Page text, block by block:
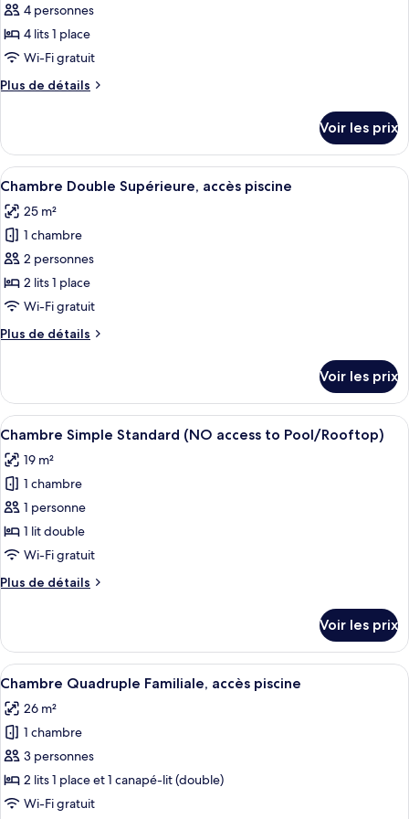
accès
piscine
3
lits
une
place,
accès
pour
ce
type
chambre :
Supérieure,
accès
piscine
4 personnes
4 lits 1 place
Wi-Fi gratuit
Plus de détails
Plus
le
type
de
Chambre
Quadruple
accès
piscine
Voir les prix
Afficher
toutes
les
photos
pour
ce
type
chambre :
Supérieure,
accès
piscine
Une chambre d’hôtel avec un lit, un
5
Chambre Double Supérieure, accès piscine
25 m²
1 chambre
2 personnes
2 lits 1 place
Wi-Fi gratuit
Plus de détails
Plus
le
type
de
Chambre
Double
accès
piscine
Voir les prix
Afficher
toutes
les
photos
pour
ce
type
chambre :
Standard
(NO
access
to
Pool/Rooftop)
Une chambre d’hôtel moderne
4
Chambre Simple Standard (NO access to Pool/Rooftop)
19 m²
1 chambre
1 personne
1 lit double
Wi-Fi gratuit
Plus de détails
Plus
le
type
de
Chambre
Simple
(NO
access
to
Pool/Rooftop)
Voir les prix
Afficher
toutes
les
photos
pour
ce
type
Une chambre d’hôtel moderne,
5
Chambre Quadruple Familiale, accès piscine
26 m²
1 chambre
3 personnes
2 lits 1 place et 1 canapé-lit (double)
Wi-Fi gratuit